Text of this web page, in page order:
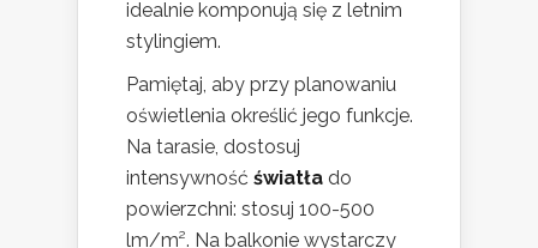
idealnie komponują się z letnim
stylingiem.
Pamiętaj, aby przy planowaniu
oświetlenia określić jego funkcje.
Na tarasie, dostosuj
intensywność światła do
powierzchni: stosuj 100-500
lm/m². Na balkonie wystarczy